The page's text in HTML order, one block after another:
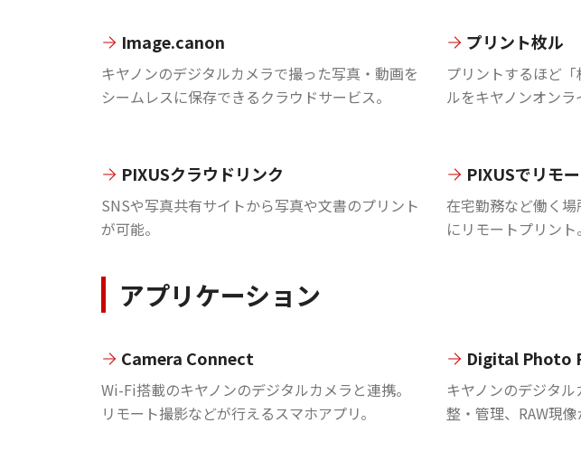
Image.canon
キヤノンのデジタルカメラで撮った写真・動画を
シームレスに保存できるクラウドサービス。
プリント枚ル
プリントするほど
ルをキヤノンオンラ
PIXUSクラウドリンク
SNSや写真共有サイトから写真や文書のプリント
が可能。
PIXUSでリモ
在宅勤務など働く
にリモートプリント。
アプリケーション
Camera Connect
Wi-Fi搭載のキヤノンのデジタルカメラと連携。
リモート撮影などが行えるスマホアプリ。
Digital Photo
キヤノンのデジタ
整・管理、RAW現